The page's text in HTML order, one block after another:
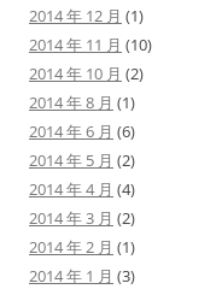
2014 年 12 月 (1)
2014 年 11 月 (10)
2014 年 10 月 (2)
2014 年 8 月 (1)
2014 年 6 月 (6)
2014 年 5 月 (2)
2014 年 4 月 (4)
2014 年 3 月 (2)
2014 年 2 月 (1)
2014 年 1 月 (3)